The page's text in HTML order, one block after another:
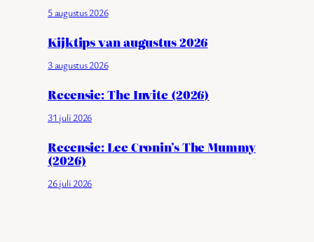
5 augustus 2026
Kijktips van augustus 2026
3 augustus 2026
Recensie: The Invite (2026)
31 juli 2026
Recensie: Lee Cronin’s The Mummy
(2026)
26 juli 2026